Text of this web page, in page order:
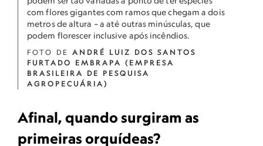
com flores gigantes com ramos que chegam a dois
metros de altura – a até outras minúsculas, que
podem florescer inclusive após incêndios.
FOTO DE ANDRÉ LUIZ DOS SANTOS
FURTADO EMBRAPA (EMPRESA
BRASILEIRA DE PESQUISA
AGROPECUÁRIA)
Afinal, quando surgiram as
primeiras orquídeas?